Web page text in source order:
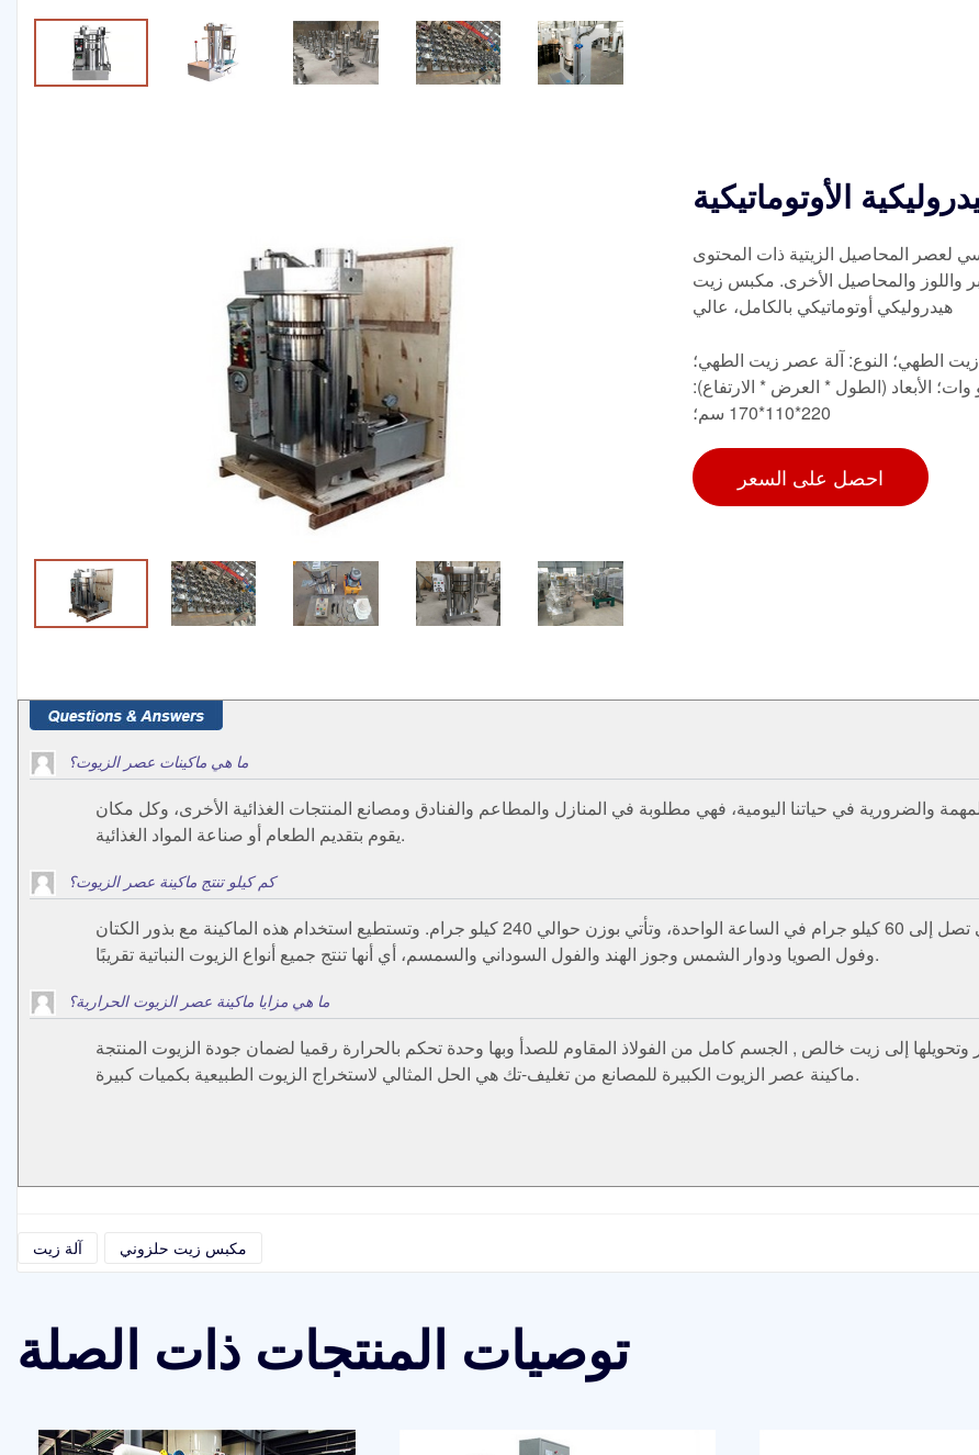
الأوتوماتيكية
لعصر المحاصيل الزيتية ذات المحتوى
واللوز والمحاصيل الأخرى. مكبس زيت
هيدروليكي أوتوماتيكي بالكامل، عالي
الطهي؛ النوع: آلة عصر زيت الطهي؛
5 طن/24 ساعة؛ المحرك: 1.5-15 كيلو وات؛ الأبعاد (الطول * العرض * الارتفاع):
220*110*170 سم؛
احصل على السعر
ما هي ماكينات عصر الزيوت؟
والضرورية في حياتنا اليومية، فهي مطلوبة في المنازل والمطاعم والفنادق ومصانع المنتجات الغذائية الأخرى، وكل مكان
يقوم بتقديم الطعام أو صناعة المواد الغذائية.
كم كيلو تنتج ماكينة عصر الزيوت؟
وهي من ماكينات عصر الزيوت التي تمتاز بقدرتها الإنتاجية التي تصل إلى 60 كيلو جرام في الساعة الواحدة، وتأتي بوزن حوالي 240 كيلو جرام. وتستطيع استخدام هذه الماكينة مع بذور الكتان
وفول الصويا ودوار الشمس وجوز الهند والفول السوداني والسمسم، أي أنها تنتج جميع أنواع الزيوت النباتية تقريبًا.
ما هي مزايا ماكينة عصر الزيوت الحرارية؟
وتحويلها إلى زيت خالص , الجسم كامل من الفولاذ المقاوم للصدأ وبها وحدة تحكم بالحرارة رقميا لضمان جودة الزيوت المنتجة
ماكينة عصر الزيوت الكبيرة للمصانع من تغليف-تك هي الحل المثالي لاستخراج الزيوت الطبيعية بكميات كبيرة.
آلة زيت مكبس زيت حلزوني
توصيات المنتجات ذات الصلة